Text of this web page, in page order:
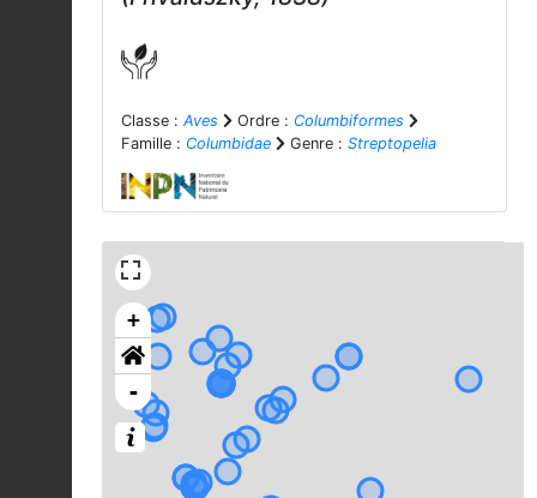
Classe : Aves Ordre : Columbiformes
Famille : Columbidae Genre : Streptopelia
+
-